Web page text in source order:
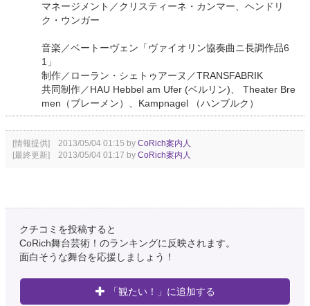
マネージメント／クリスティーネ・カンマー、ヘンドリ
ク・ウンガー
音楽／ベートーヴェン「ヴァイオリン協奏曲ニ長調作品6
1」
制作／ローラン・シェトゥアーヌ／TRANSFABRIK
共同制作／HAU Hebbel am Ufer (ベルリン)、 Theater Bre
men（ブレーメン）、Kampnagel （ハンブルク）
[情報提供] 2013/05/04 01:15 by CoRich案内人
[最終更新] 2013/05/04 01:17 by CoRich案内人
クチコミを投稿すると
CoRich舞台芸術！のランキングに反映されます。
面白そうな舞台を応援しましょう！
「観たい！」に追加する